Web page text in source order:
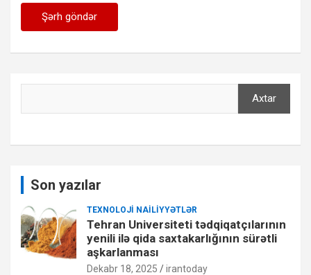
Axtar
Son yazılar
TEXNOLOJI NAILIYYƏTLƏR
Tehran Universiteti tədqiqatçılarının
yenili ilə qida saxtakarlığının sürətli
aşkarlanması
Dekabr 18, 2025 irantoday